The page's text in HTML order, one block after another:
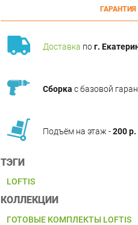
Доставка пог.
Сборка с базовой
Подъём на этаж -200 р.
ТЭГИ
LOFTIS
КОЛЛЕКЦИИ
ГОТОВЫЕ КОМПЛЕКТЫ LOFTIS